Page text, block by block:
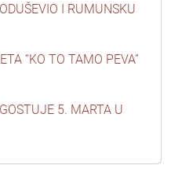
I RUMUNSKU
“KO TO TAMO PEVA”
5. MARTA U